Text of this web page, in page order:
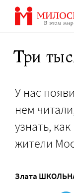
Перейти
содержанию
Три
У нас
нем
узнать,
жители
Злата